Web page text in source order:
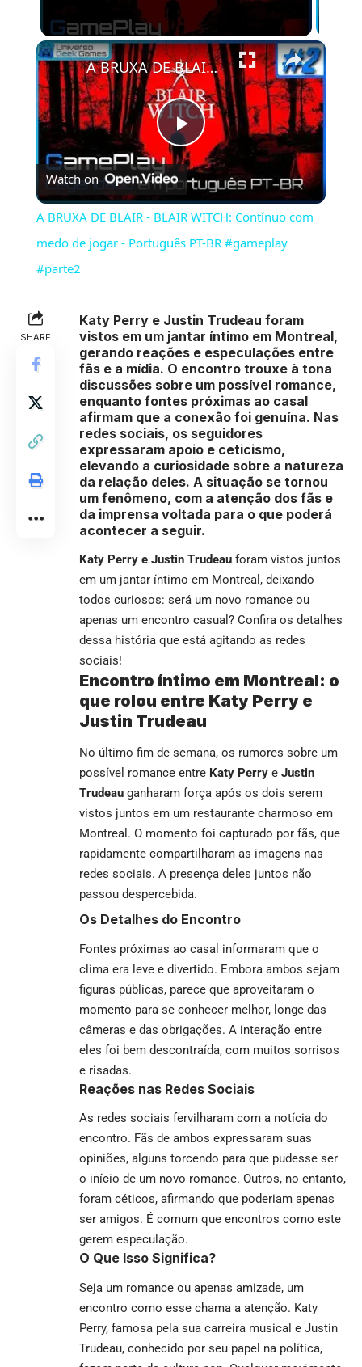
×
Play
Video
A BRUXA DE BLAIR - BLAIR WITCH: Contínuo com medo de jogar - Português PT-BR #gameplay #parte2
Watch on
A BRUXA DE BLAIR - BLAIR WITCH: Contínuo com
medo de jogar - Português PT-BR #gameplay
#parte2
SHARE
Katy Perry e Justin Trudeau foram
vistos em um jantar íntimo em Montreal,
gerando reações e especulações entre
fãs e a mídia. O encontro trouxe à tona
discussões sobre um possível romance,
enquanto fontes próximas ao casal
afirmam que a conexão foi genuína. Nas
redes sociais, os seguidores
expressaram apoio e ceticismo,
elevando a curiosidade sobre a natureza
da relação deles. A situação se tornou
um fenômeno, com a atenção dos fãs e
da imprensa voltada para o que poderá
acontecer a seguir.
Katy Perry e Justin Trudeau foram vistos juntos
em um jantar íntimo em Montreal, deixando
todos curiosos: será um novo romance ou
apenas um encontro casual? Confira os detalhes
dessa história que está agitando as redes
sociais!
Encontro íntimo em Montreal: o
que rolou entre Katy Perry e
Justin Trudeau
No último fim de semana, os rumores sobre um
possível romance entre Katy Perry e Justin
Trudeau ganharam força após os dois serem
vistos juntos em um restaurante charmoso em
Montreal. O momento foi capturado por fãs, que
rapidamente compartilharam as imagens nas
redes sociais. A presença deles juntos não
passou despercebida.
Os Detalhes do Encontro
Fontes próximas ao casal informaram que o
clima era leve e divertido. Embora ambos sejam
figuras públicas, parece que aproveitaram o
momento para se conhecer melhor, longe das
câmeras e das obrigações. A interação entre
eles foi bem descontraída, com muitos sorrisos
e risadas.
Reações nas Redes Sociais
As redes sociais fervilharam com a notícia do
encontro. Fãs de ambos expressaram suas
opiniões, alguns torcendo para que pudesse ser
o início de um novo romance. Outros, no entanto,
foram céticos, afirmando que poderiam apenas
ser amigos. É comum que encontros como este
gerem especulação.
O Que Isso Significa?
Seja um romance ou apenas amizade, um
encontro como esse chama a atenção. Katy
Perry, famosa pela sua carreira musical e Justin
Trudeau, conhecido por seu papel na política,